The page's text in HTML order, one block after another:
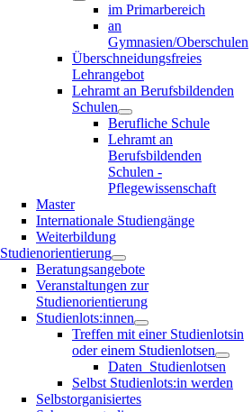
im Primarbereich
an
Gymnasien/Oberschulen
Überschneidungsfreies
Lehrangebot
Lehramt an Berufsbildenden
Schulen
Berufliche Schule
Lehramt an
Berufsbildenden
Schulen -
Pflegewissenschaft
Master
Internationale Studiengänge
Weiterbildung
Studienorientierung
Beratungsangebote
Veranstaltungen zur
Studienorientierung
Studienlots:innen
Treffen mit einer Studienlotsin
oder einem Studienlotsen
Daten_Studienlotsen
Selbst Studienlots:in werden
Selbstorganisiertes